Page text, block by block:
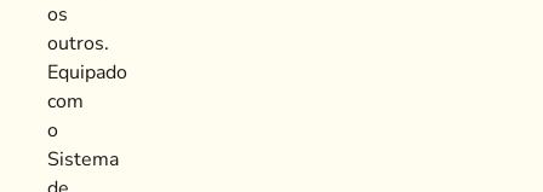
os
outros.
Equipado
com
o
Sistema